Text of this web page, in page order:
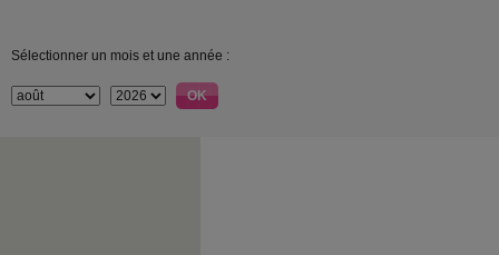
Sélectionner un mois et une année :